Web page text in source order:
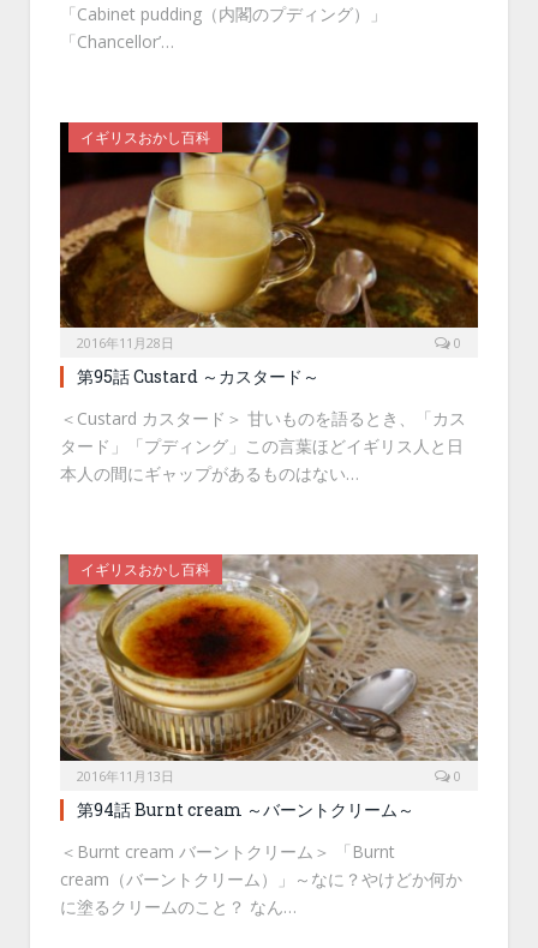
「Cabinet pudding（内閣のプディング）」
「Chancellor’…
イギリスおかし百科
2016年11月28日 0
第95話 Custard ～カスタード～
＜Custard カスタード＞ 甘いものを語るとき、「カス
タード」「プディング」この言葉ほどイギリス人と日
本人の間にギャップがあるものはない…
イギリスおかし百科
2016年11月13日 0
第94話 Burnt cream ～バーントクリーム～
＜Burnt cream バーントクリーム＞ 「Burnt
cream（バーントクリーム）」～なに？やけどか何か
に塗るクリームのこと？ なん…